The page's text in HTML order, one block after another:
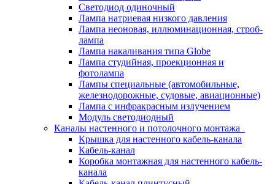
Светодиод одиночный
Лампа натриевая низкого давления
Лампа неоновая, иллюминационная, строб-
лампа
Лампа накаливания типа Globe
Лампа студийная, проекционная и
фотолампа
Лампы специальные (автомобильные,
железнодорожные, судовые, авиационные)
Лампа с инфракрасным излучением
Модуль светодиодный
Каналы настенного и потолочного монтажа
Крышка для настенного кабель-канала
Кабель-канал
Коробка монтажная для настенного кабель-
канала